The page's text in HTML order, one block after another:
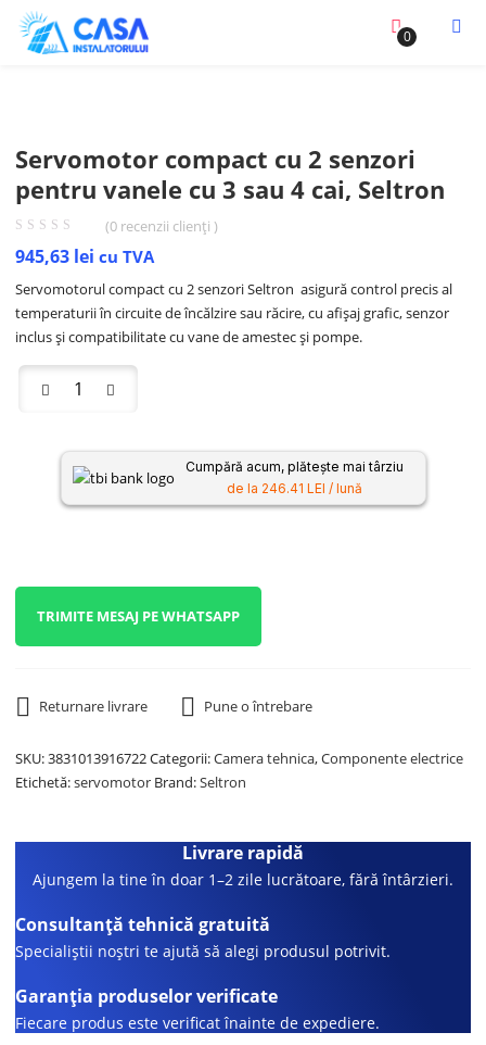
0
Servomotor compact cu 2 senzori
pentru vanele cu 3 sau 4 cai, Seltron
(0 recenzii clienți )
945,63 lei cu TVA
Servomotorul compact cu 2 senzori Seltron asigură control precis al
temperaturii în circuite de încălzire sau răcire, cu afișaj grafic, senzor
inclus și compatibilitate cu vane de amestec și pompe.
Cumpără acum, plătește mai târziu
de la 246.41 LEI / lună
TRIMITE MESAJ PE WHATSAPP
Returnare livrare Pune o întrebare
SKU:3831013916722Categorii:Camera tehnica,Componente electrice
Etichetă:servomotor Brand:Seltron
Livrare rapidă
Ajungem la tine în doar 1–2 zile lucrătoare, fără întârzieri.
Consultanță tehnică gratuită
Specialiștii noștri te ajută să alegi produsul potrivit.
Garanția produselor verificate
Fiecare produs este verificat înainte de expediere.